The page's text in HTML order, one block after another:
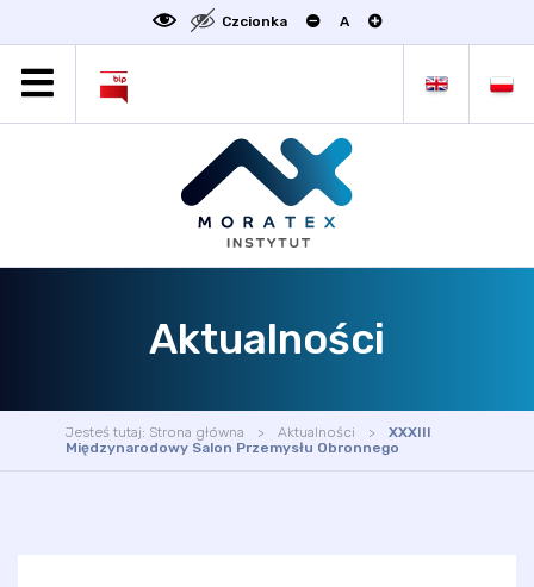
Czcionka A
OGŁOSZENIA
DEKLARACJA DOSTĘPNOŚCI
Aktualności
Jesteś tutaj: Strona główna Aktualności
XXXIII
Międzynarodowy Salon Przemysłu Obronnego